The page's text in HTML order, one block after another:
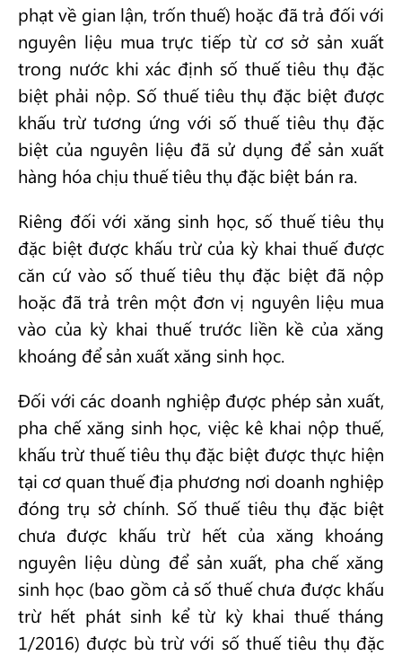
phạt về gian lận, trốn thuế) hoặc đã trả đối với
nguyên liệu mua trực tiếp từ cơ sở sản xuất
trong nước khi xác định số thuế tiêu thụ đặc
biệt phải nộp. Số thuế tiêu thụ đặc biệt được
khấu trừ tương ứng với số thuế tiêu thụ đặc
biệt của nguyên liệu đã sử dụng để sản xuất
hàng hóa chịu thuế tiêu thụ đặc biệt bán ra.
Riêng đối với xăng sinh học, số thuế tiêu thụ
đặc biệt được khấu trừ của kỳ khai thuế được
căn cứ vào số thuế tiêu thụ đặc biệt đã nộp
hoặc đã trả trên một đơn vị nguyên liệu mua
vào của kỳ khai thuế trước liền kề của xăng
khoáng để sản xuất xăng sinh học.
Đối với các doanh nghiệp được phép sản xuất,
pha chế xăng sinh học, việc kê khai nộp thuế,
khấu trừ thuế tiêu thụ đặc biệt được thực hiện
tại cơ quan thuế địa phương nơi doanh nghiệp
đóng trụ sở chính. Số thuế tiêu thụ đặc biệt
chưa được khấu trừ hết của xăng khoáng
nguyên liệu dùng để sản xuất, pha chế xăng
sinh học (bao gồm cả số thuế chưa được khấu
trừ hết phát sinh kể từ kỳ khai thuế tháng
1/2016) được bù trừ với số thuế tiêu thụ đặc